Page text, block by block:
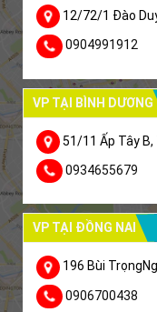
12/72/1 Đào
0904991912
VP TẠI BÌNH DƯƠNG
51/11 Ấp Tây B,
0934655679
VP TẠI ĐỒNG NAI
196 Bùi
0906700438